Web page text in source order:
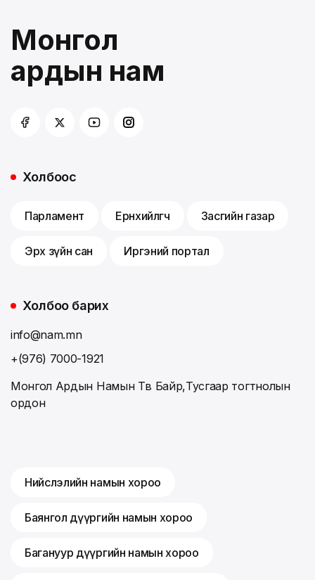
Монгол
ардын нам
Холбоос
Парламент Ерөнхийлөгч Засгийн газар
Эрх зүйн сан Иргэний портал
Холбоо барих
info@nam.mn
+(976) 7000-1921
Монгол Ардын Намын Төв Байр,Тусгаар тогтнолын
ордон
Нийслэлийн намын хороо
Баянгол дүүргийн намын хороо
Багануур дүүргийн намын хороо